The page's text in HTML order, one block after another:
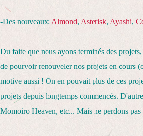
-Des nouveaux: Almond, Asterisk, Ayashi,
Du faite que nous ayons terminés des
de pourvoir renouveler nos projets en cours
motive aussi ! On en pouvait plus de ces
projets depuis longtemps commencés.
Momoiro Heaven, etc... Mais ne perdons